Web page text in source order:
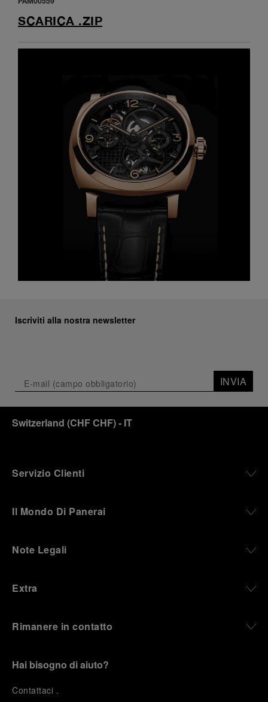
PAM00559
SCARICA .ZIP
Iscriviti alla nostra newsletter
INVIA
Switzerland (CHF CHF)- IT
Servizio Clienti
Il Mondo Di Panerai
Note Legali
Extra
Rimanere in contatto
Hai bisogno di aiuto?
Contattaci .